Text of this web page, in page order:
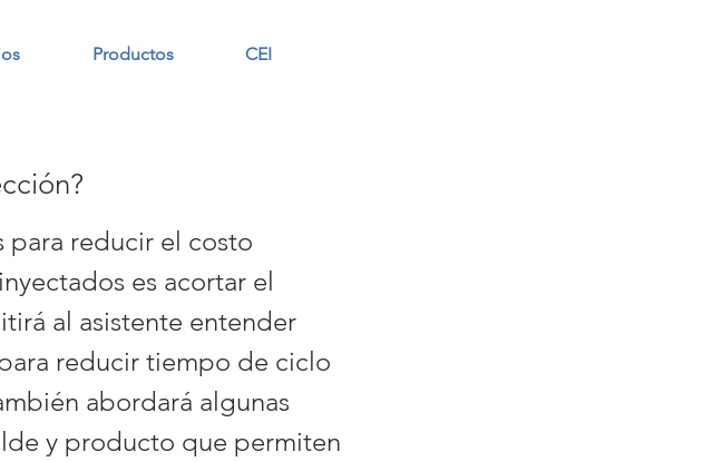
Productos CEI
para reducir el costo
es acortar el
al asistente entender
reducir tiempo de ciclo
abordará algunas
y producto que permiten